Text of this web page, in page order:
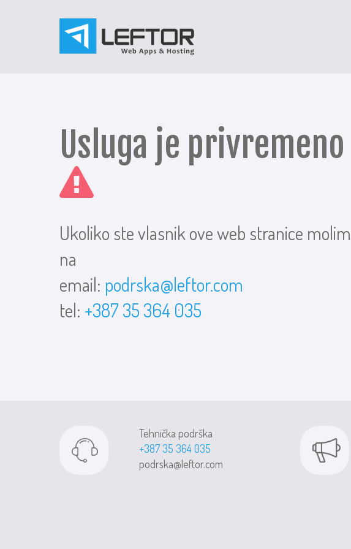
Usluga je
Ukoliko ste vlasnik ove web stranice
na
email: podrska@leftor.com
tel: +387 35 364 035
Tehnička podrška
+387 35 364 035
podrska@leftor.com